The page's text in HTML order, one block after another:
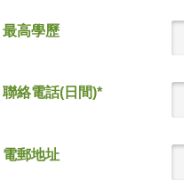
最高學歷
聯絡電話(日間)*
電郵地址